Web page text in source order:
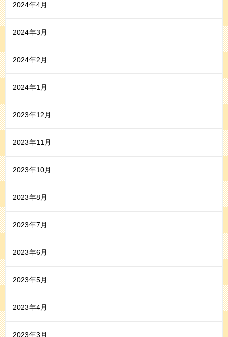
2024年4月
2024年3月
2024年2月
2024年1月
2023年12月
2023年11月
2023年10月
2023年8月
2023年7月
2023年6月
2023年5月
2023年4月
2023年3月